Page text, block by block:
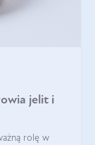
jelit i
rolę w